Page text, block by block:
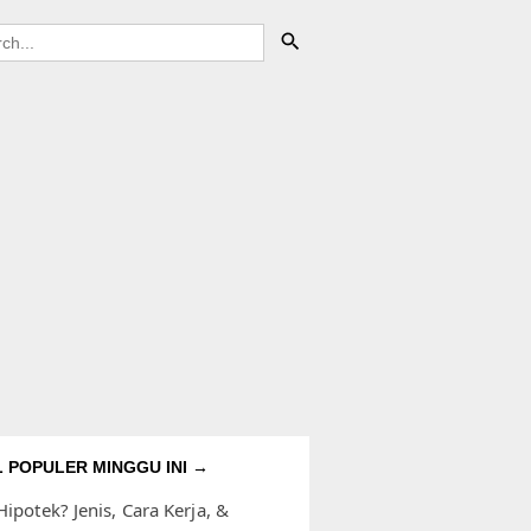
POPULER MINGGU INI →
Jenis, Cara Kerja, &